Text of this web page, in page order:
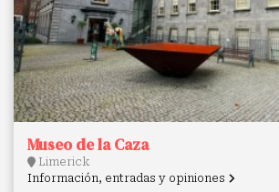
Museo de la Caza
Limerick
Información, entradas y opiniones